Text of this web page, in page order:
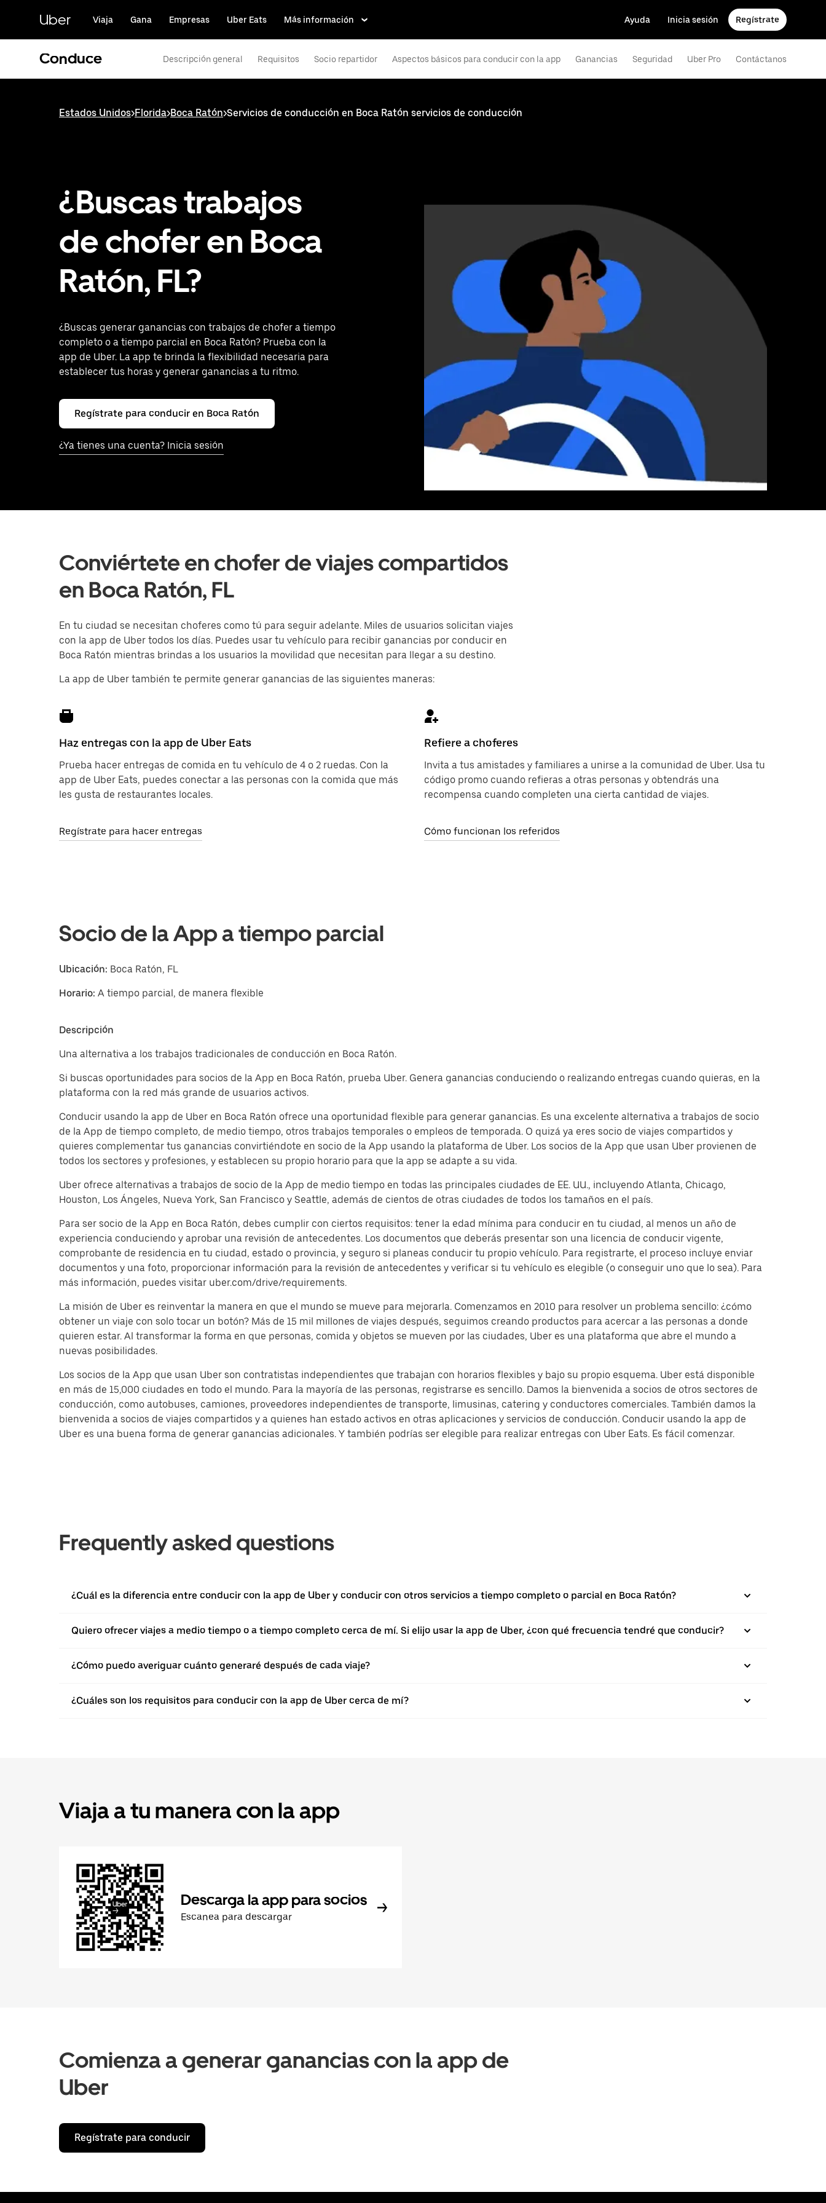
contenido
principal
Uber Viaja Gana Empresas Uber Eats Más información Ayuda Inicia sesión Regístrate
Conduce Descripción general Requisitos Socio repartidor Aspectos básicos para conducir con la app Ganancias Seguridad Uber Pro Contáctanos
Estados Unidos>Florida>Boca Ratón>Servicios de conducción en Boca Ratón servicios de conducción
¿Buscas trabajos
de chofer en Boca
Ratón, FL?
¿Buscas generar ganancias con trabajos de chofer a tiempo
completo o a tiempo parcial en Boca Ratón? Prueba con la
app de Uber. La app te brinda la flexibilidad necesaria para
establecer tus horas y generar ganancias a tu ritmo.
Regístrate para conducir en Boca Ratón
¿Ya tienes una cuenta? Inicia sesión
Conviértete en chofer de viajes compartidos
en Boca Ratón, FL
En tu ciudad se necesitan choferes como tú para seguir adelante. Miles de usuarios solicitan viajes
con la app de Uber todos los días. Puedes usar tu vehículo para recibir ganancias por conducir en
Boca Ratón mientras brindas a los usuarios la movilidad que necesitan para llegar a su destino.
La app de Uber también te permite generar ganancias de las siguientes maneras:
Haz entregas con la app de Uber Eats
Prueba hacer entregas de comida en tu vehículo de 4 o 2 ruedas. Con la
app de Uber Eats, puedes conectar a las personas con la comida que más
les gusta de restaurantes locales.
Regístrate para hacer entregas
Refiere a choferes
Invita a tus amistades y familiares a unirse a la comunidad de Uber. Usa tu
código promo cuando refieras a otras personas y obtendrás una
recompensa cuando completen una cierta cantidad de viajes.
Cómo funcionan los referidos
Socio de la App a tiempo parcial
Ubicación: Boca Ratón, FL
Horario: A tiempo parcial, de manera flexible
Descripción
Una alternativa a los trabajos tradicionales de conducción en Boca Ratón.
Si buscas oportunidades para socios de la App en Boca Ratón, prueba Uber. Genera ganancias conduciendo o realizando entregas cuando quieras, en la
plataforma con la red más grande de usuarios activos.
Conducir usando la app de Uber en Boca Ratón ofrece una oportunidad flexible para generar ganancias. Es una excelente alternativa a trabajos de socio
de la App de tiempo completo, de medio tiempo, otros trabajos temporales o empleos de temporada. O quizá ya eres socio de viajes compartidos y
quieres complementar tus ganancias convirtiéndote en socio de la App usando la plataforma de Uber. Los socios de la App que usan Uber provienen de
todos los sectores y profesiones, y establecen su propio horario para que la app se adapte a su vida.
Uber ofrece alternativas a trabajos de socio de la App de medio tiempo en todas las principales ciudades de EE. UU., incluyendo Atlanta, Chicago,
Houston, Los Ángeles, Nueva York, San Francisco y Seattle, además de cientos de otras ciudades de todos los tamaños en el país.
Para ser socio de la App en Boca Ratón, debes cumplir con ciertos requisitos: tener la edad mínima para conducir en tu ciudad, al menos un año de
experiencia conduciendo y aprobar una revisión de antecedentes. Los documentos que deberás presentar son una licencia de conducir vigente,
comprobante de residencia en tu ciudad, estado o provincia, y seguro si planeas conducir tu propio vehículo. Para registrarte, el proceso incluye enviar
documentos y una foto, proporcionar información para la revisión de antecedentes y verificar si tu vehículo es elegible (o conseguir uno que lo sea). Para
más información, puedes visitar uber.com/drive/requirements.
La misión de Uber es reinventar la manera en que el mundo se mueve para mejorarla. Comenzamos en 2010 para resolver un problema sencillo: ¿cómo
obtener un viaje con solo tocar un botón? Más de 15 mil millones de viajes después, seguimos creando productos para acercar a las personas a donde
quieren estar. Al transformar la forma en que personas, comida y objetos se mueven por las ciudades, Uber es una plataforma que abre el mundo a
nuevas posibilidades.
Los socios de la App que usan Uber son contratistas independientes que trabajan con horarios flexibles y bajo su propio esquema. Uber está disponible
en más de 15,000 ciudades en todo el mundo. Para la mayoría de las personas, registrarse es sencillo. Damos la bienvenida a socios de otros sectores de
conducción, como autobuses, camiones, proveedores independientes de transporte, limusinas, catering y conductores comerciales. También damos la
bienvenida a socios de viajes compartidos y a quienes han estado activos en otras aplicaciones y servicios de conducción. Conducir usando la app de
Uber es una buena forma de generar ganancias adicionales. Y también podrías ser elegible para realizar entregas con Uber Eats. Es fácil comenzar.
Frequently asked questions
¿Cuál es la diferencia entre conducir con la app de Uber y conducir con otros servicios a tiempo completo o parcial en Boca Ratón?
Quiero ofrecer viajes a medio tiempo o a tiempo completo cerca de mí. Si elijo usar la app de Uber, ¿con qué frecuencia tendré que conducir?
¿Cómo puedo averiguar cuánto generaré después de cada viaje?
¿Cuáles son los requisitos para conducir con la app de Uber cerca de mí?
Viaja a tu manera con la app
Descarga la app para socios
Escanea para descargar
Comienza a generar ganancias con la app de
Uber
Regístrate para conducir